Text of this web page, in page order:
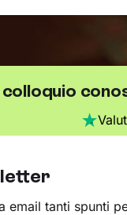
email tanti spunti